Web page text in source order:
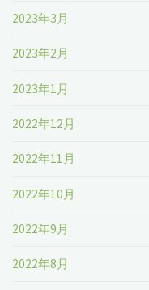
2023年3月
2023年2月
2023年1月
2022年12月
2022年11月
2022年10月
2022年9月
2022年8月